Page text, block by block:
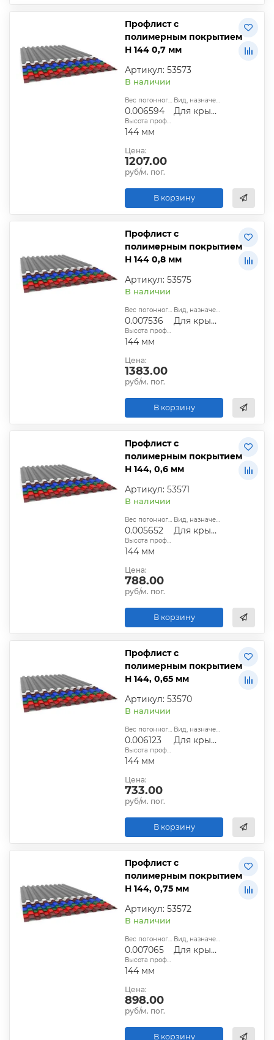
Профлист с
полимерным покрытием
Н 144 0,7 мм
Артикул: 53573
В наличии
Вес погонного метра, т.:
0.006594
Вид, назначение:
Для крыши
Высота профиля:
144 мм
Цена:
1207.00
руб/м. пог.
В корзину
Профлист с
полимерным покрытием
Н 144 0,8 мм
Артикул: 53575
В наличии
Вес погонного метра, т.:
0.007536
Вид, назначение:
Для крыши
Высота профиля:
144 мм
Цена:
1383.00
руб/м. пог.
В корзину
Профлист с
полимерным покрытием
Н 144, 0,6 мм
Артикул: 53571
В наличии
Вес погонного метра, т.:
0.005652
Вид, назначение:
Для крыши
Высота профиля:
144 мм
Цена:
788.00
руб/м. пог.
В корзину
Профлист с
полимерным покрытием
Н 144, 0,65 мм
Артикул: 53570
В наличии
Вес погонного метра, т.:
0.006123
Вид, назначение:
Для крыши
Высота профиля:
144 мм
Цена:
733.00
руб/м. пог.
В корзину
Профлист с
полимерным покрытием
Н 144, 0,75 мм
Артикул: 53572
В наличии
Вес погонного метра, т.:
0.007065
Вид, назначение:
Для крыши
Высота профиля:
144 мм
Цена:
898.00
руб/м. пог.
В корзину